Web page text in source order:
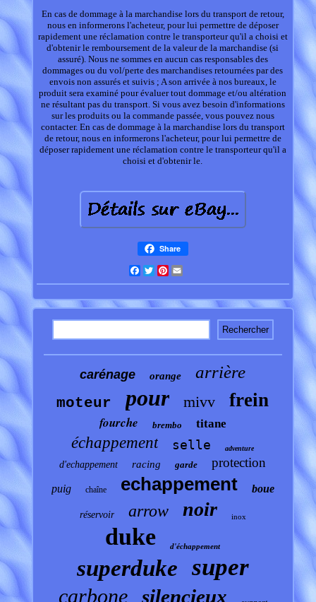
En cas de dommage à la marchandise lors du transport de retour,
nous en informerons l'acheteur, pour lui permettre de déposer
rapidement une réclamation contre le transporteur qu'il a choisi et
d'obtenir le remboursement de la valeur de la marchandise (si
assuré). Nous ne sommes en aucun cas responsables des
dommages ou du vol/perte des marchandises retournées par des
envois non assurés et suivis ; A son arrivée à nos bureaux, le
produit sera examiné pour évaluer tout dommage et/ou altération
ne résultant pas du transport. Si vous avez besoin d'informations
sur les produits ou la commande passée, vous pouvez nous
contacter. En cas de dommage à la marchandise lors du transport
de retour, nous en informerons l'acheteur, pour lui permettre de
déposer rapidement une réclamation contre le transporteur qu'il a
choisi et d'obtenir le.
Share
Facebook
TwitterPinterest
carénage orange arrière
moteur pour mivv frein
fourche brembo titane
échappement selle adventure
d'echappement racing garde protection
puig chaîne echappement boue
réservoir arrow noir inox
duke d'échappement
superduke super
carbone silencieux